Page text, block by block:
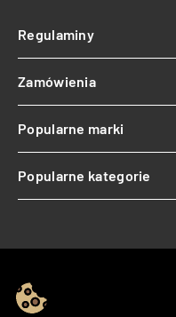
Regulaminy
Zamówienia
Popularne marki
Popularne kategorie